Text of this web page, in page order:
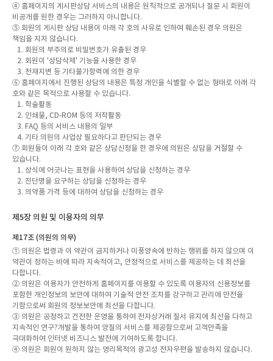
④ 홈페이지의 게시판상담 서비스의 내용은 원칙적으로 공개되나 질문 시 회원이
비공개를 원한 경우는 그러하지 아니합니다.
⑤ 회원의 게시판 상담 내용이 아래 각 호의 사유로 인하여 훼손된 경우 의원은
책임을 지지 않습니다.
1. 회원의 부주의로 비밀번호가 유출된 경우
2. 회원이 '상담삭제' 기능을 사용한 경우
3. 천재지변 등 기타불가항력에 의한 경우
⑥ 홈페이지에서 진행된 상담의 내용은 특정 개인을 식별할 수 없는 형태로 아래 각
호와 같은 목적으로 사용할 수 있습니다.
1. 학술활동
2. 인쇄물, CD-ROM 등의 저작활동
3. FAQ 등의 서비스 내용의 일부
4. 기타 의원의 사업상 필요하다고 판단되는 경우
⑦ 회원들이 아래 각 호와 같은 상담신청을 한 경우에 의원은 상담을 거절할 수
있습니다.
1. 상식에 어긋나는 표현을 사용하여 상담을 신청하는 경우
2. 진단명을 요구하는 상담을 신청하는 경우
3. 의약품 가격 등에 대하여 상담을 신청하는 경우
제5장 의원 및 이용자의 의무
제17조 (의원의 의무)
① 의원은 법령과 이 약관이 금지하거나 미풍양속에 반하는 행위를 하지 않으며 이
약관이 정하는 바에 따라 지속적이고, 안정적으로 서비스를 제공하는 데 최선을
다합니다.
② 의원은 이용자가 안전하게 홈페이지를 이용할 수 있도록 이용자의 신용정보를
포함한 개인정보의 보안에 대하여 기술적 안전 조치를 강구하고 관리에 만전을
기함으로써 회원의 정보보안에 최선을 다합니다.
③ 의원은 공정하고 건전한 운영을 통하여 전자상거래 질서 유지에 최선을 다하고
지속적인 연구?개발을 통하여 양질의 서비스를 제공함으로써 고객만족을
극대화하여 인터넷 비즈니스 발전에 기여하도록 합니다.
④ 의원은 회원이 원하지 않는 영리목적의 광고성 전자우편을 발송하지 않습니다.